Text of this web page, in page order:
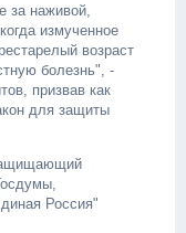
за наживой,
измученное
возраст
болезнь", -
призвав как
для защиты
Россия"